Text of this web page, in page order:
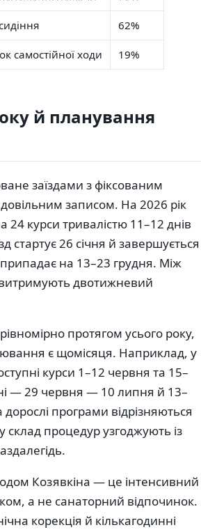
62%
самостійної ходи 19%
й планування
заїздами з фіксованим
записом. На 2026 рік
24 курси тривалістю 11–12 днів
стартує 26 січня й завершується
на 13–23 грудня. Між
двотижневий
протягом усього року,
є щомісяця. Наприклад, у
курси 1–12 червня та 15–
— 29 червня — 10 липня й 13–
програми відрізняються
процедур узгоджують із
Козявкіна — це інтенсивний
а не санаторний відпочинок.
корекція й кількагодинні